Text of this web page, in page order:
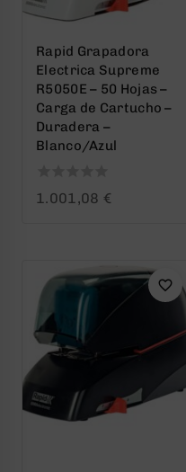
Rapid Grapadora
Electrica Supreme
R5050E – 50 Hojas –
Carga de Cartucho –
Duradera –
Blanco/Azul
01.001,08 €